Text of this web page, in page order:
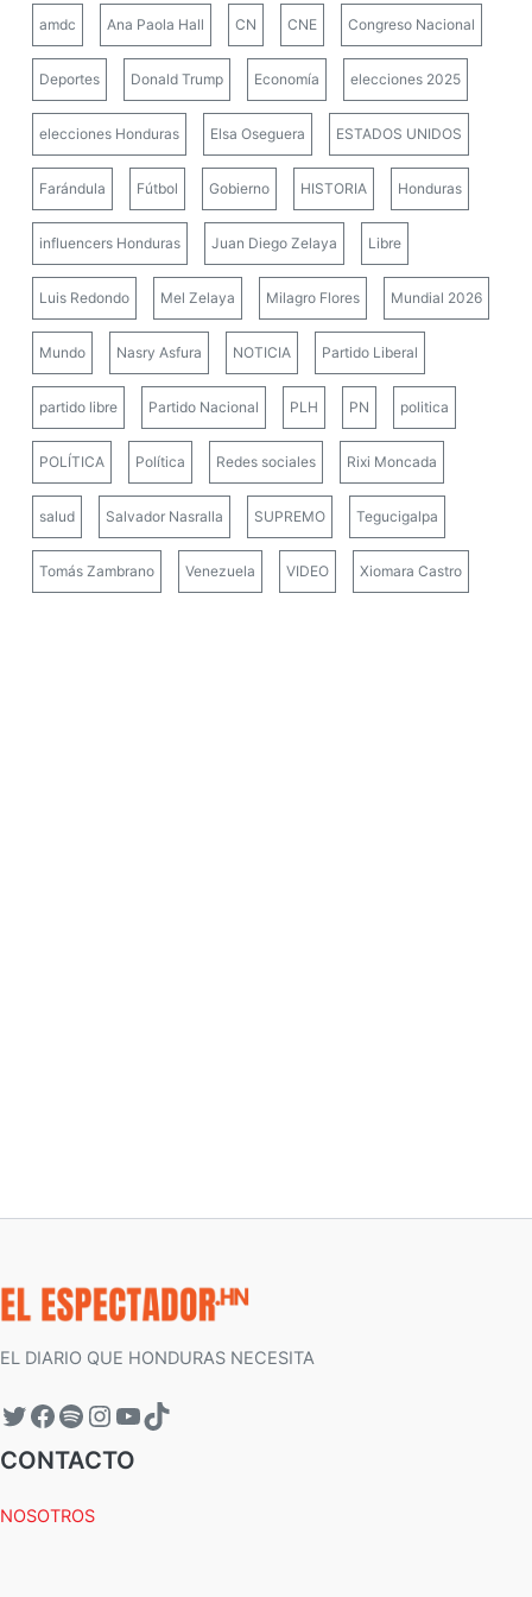
amdc Ana Paola Hall CN CNE Congreso Nacional
Deportes Donald Trump Economía elecciones 2025
elecciones Honduras Elsa Oseguera ESTADOS UNIDOS
Farándula Fútbol Gobierno HISTORIA Honduras
influencers Honduras Juan Diego Zelaya Libre
Luis Redondo Mel Zelaya Milagro Flores Mundial 2026
Mundo Nasry Asfura NOTICIA Partido Liberal
partido libre Partido Nacional PLH PN politica
POLÍTICA Política Redes sociales Rixi Moncada
salud Salvador Nasralla SUPREMO Tegucigalpa
Tomás Zambrano Venezuela VIDEO Xiomara Castro
EL DIARIO QUE HONDURAS NECESITA
CONTACTO
NOSOTROS